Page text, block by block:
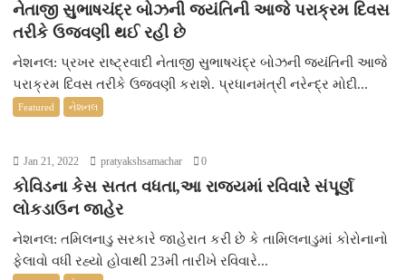
નેતાજી સુભાષચંદ્ર બોઝની જયંતિની આજે પરાક્રમ દિવસ
તરીકે ઉજવણી થઈ રહી છે
નેશનલ: પ્રખર રાષ્ટ્રવાદી નેતાજી સુભાષચંદ્ર બોઝની જયંતિની આજે
પરાક્રમ દિવસ તરીકે ઉજવણી કરાશે. પ્રધાનમંત્રી નરેન્દ્ર મોદી...
Featured નેશનલ
Jan 21, 2022 pratyakshsamachar 0
કોવિડના કેસ સતત વધતા,આ રાજ્યમાં રવિવારે સંપૂર્ણ
લોકડાઉન જાહેર
નેશનલ: તમિલનાડુ સરકારે જાહેરાત કરી છે કે તામિલનાડુમાં કોરોનાનો
ફેલાવો વધી રહ્યો હોવાથી 23મી તારીખે રવિવારે...